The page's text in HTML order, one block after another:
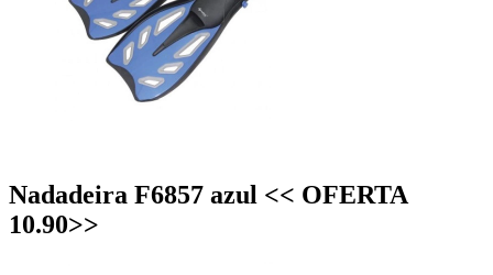
Nadadeira F6857 azul << OFERTA
10.90>>